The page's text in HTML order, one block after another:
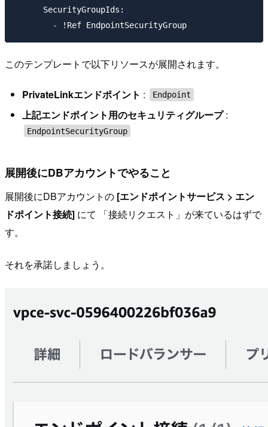
      SecurityGroupIds:
このテンプレートで以下リソースが展開されます。
PrivateLinkエンドポイント : Endpoint
上記エンドポイント用のセキュリティグループ:
EndpointSecurityGroup
展開後にDBアカウントでやること
展開後にDBアカウントの [エンドポイントサービス > エン
ドポイント接続] にて 「接続リクエスト」が来ているはずで
す。
それを承諾しましょう。